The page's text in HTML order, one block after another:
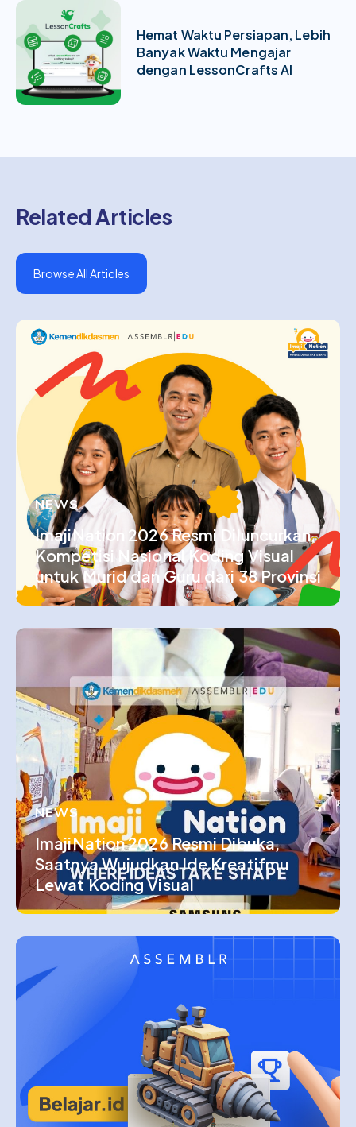
Hemat Waktu Persiapan, Lebih
Banyak Waktu Mengajar
dengan LessonCrafts AI
Related Articles
Browse All Articles
NEWS
ImajiNation 2026 Resmi Diluncurkan,
Kompetisi Nasional Koding Visual
untuk Murid dan Guru dari 38 Provinsi
NEWS
ImajiNation 2026 Resmi Dibuka,
Saatnya Wujudkan Ide Kreatifmu
Lewat Koding Visual